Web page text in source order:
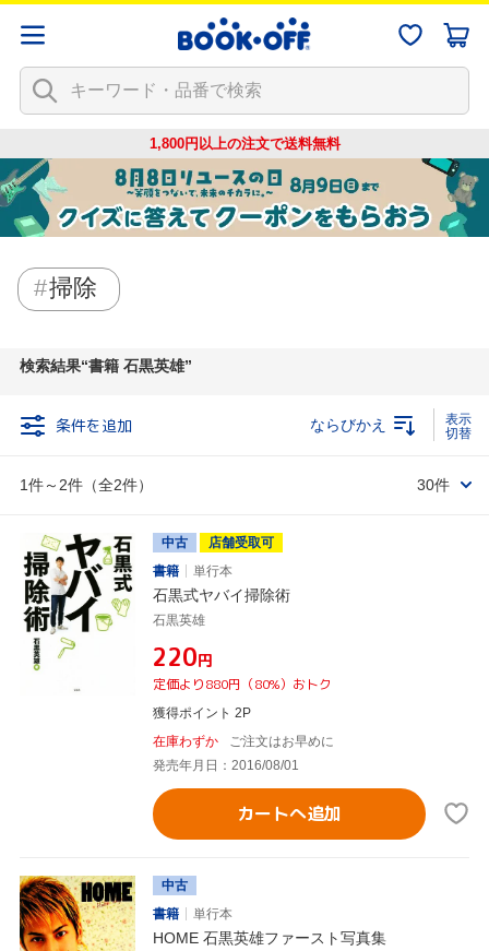
1,800円以上の注文で送料無料
掃除
検索結果 書籍 石黒英雄
条件を追加
1件～2件（全2件）
ならびかえ
30件
中古
店舗受取可
書籍
単行本
石黒式ヤバイ掃除術
石黒英雄
¥220円
定価より880円（80%）おトク
獲得ポイント 2P
在庫わずか
ご注文はお早めに
発売年月日：2016/08/01
カートへ追加
中古
書籍
単行本
HOME 石黒英雄ファースト写真集